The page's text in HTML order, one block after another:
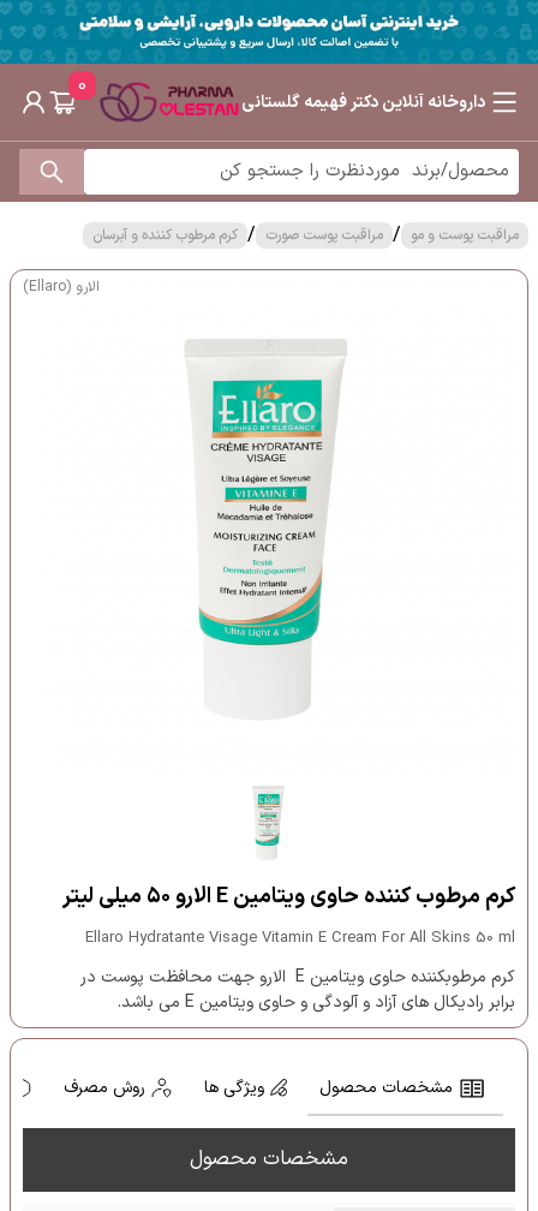
داروخانه آنلاین دکتر فهیمه گلستانی
0
مراقبت پوست و مو / مراقبت پوست صورت / کرم مرطوب کننده و آبرسان
الارو (Ellaro)
کرم مرطوب کننده حاوی ویتامین E الارو ۵۰ میلی لیتر
Ellaro Hydratante Visage Vitamin E Cream For All Skins 50 ml
کرم مرطوب‎کننده حاوی ویتامین E الارو جهت محافظت پوست در
برابر رادیکال ‎های آزاد و آلودگی و حاوی ویتامین E می باشد.
مشخصات محصول ویژگی ها روش مصرف
مشخصات محصول